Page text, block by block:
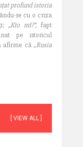
profund istoria
se cu o criza
„Kto mî?”, fapt
pe istoricul
afirme că „Rusia
[ VIEW ALL ]